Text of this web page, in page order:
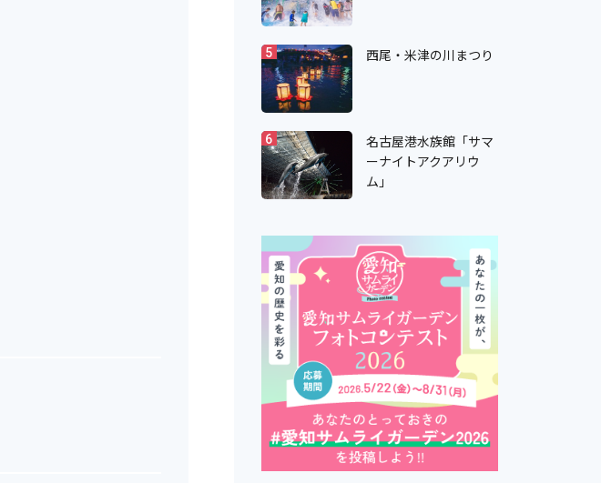
5 西尾・米津の川まつり
6
名古屋港水族館「サマ
ーナイトアクアリウ
ム」